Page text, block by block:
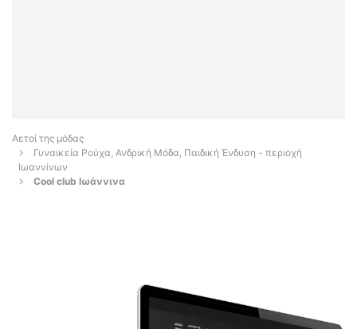
Αετοί της μόδας
Γυναικεία Ρούχα, Ανδρική Μόδα, Παιδική Ένδυση - περιοχή
Ιωαννίνων
Cool club Ιωάννινα